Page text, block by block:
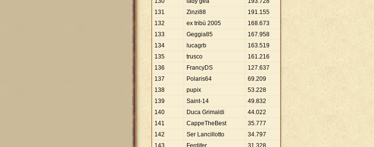
131
Zinzi88 191.155
132
ex tribù 2005 168.673
133
Geggia85 167.958
134
lucagrb 163.519
135
trusco 161.216
136
FrancyDS 127.637
137
Polaris64 69.209
138
pupix 53.228
139
Saint-14 49.832
140
Duca Grimaldi 44.022
141
CappeTheBest 35.777
142
Ser Lancillotto 34.797
143
Ferdifer 31 328